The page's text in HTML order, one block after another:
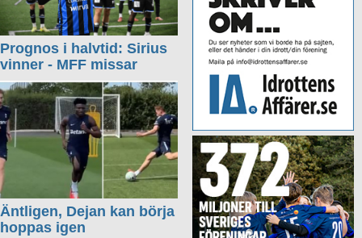
Prognos i halvtid: Sirius
vinner - MFF missar
Äntligen, Dejan kan börja
hoppas igen